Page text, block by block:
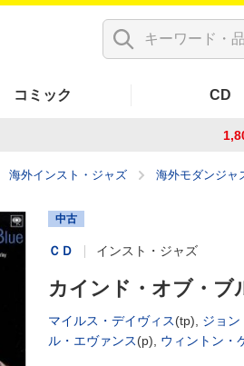
コミック CD
海外インスト・ジャズ 海外モダンジャ
中古
ＣＤ インスト・ジャズ
カインド・オブ・ブ
マイルス・デイヴィス(tp), ジョン
ル・エヴァンス(p), ウィントン・